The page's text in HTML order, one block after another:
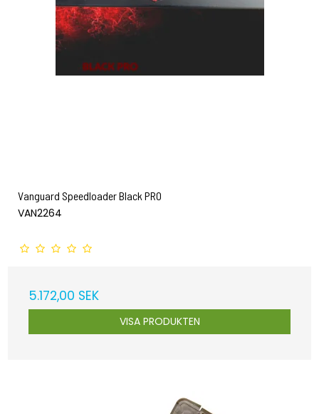
Vanguard Speedloader Black PRO
VAN2264
5.172,00 SEK
VISA PRODUKTEN